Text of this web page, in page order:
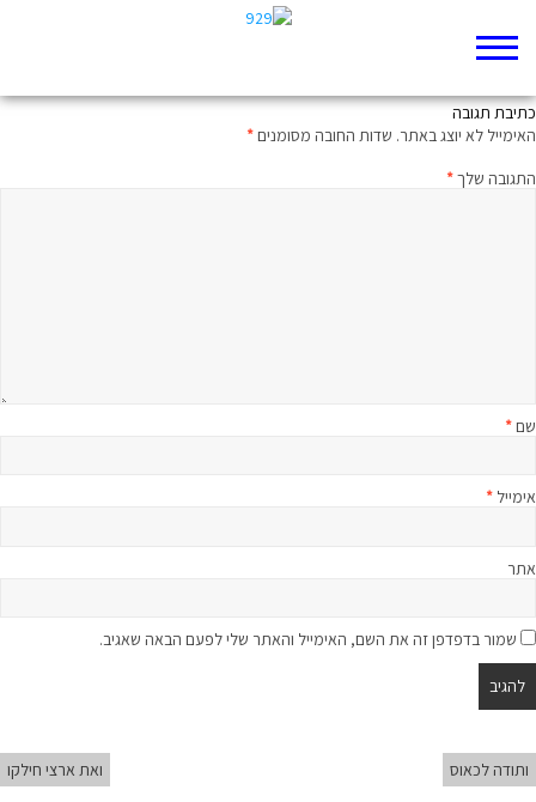
כתיבת תגובה
האימייל לא יוצג באתר. שדות החובה מסומנים*
התגובה שלך*
שם*
אימייל *
אתר
שמור בדפדפן זה את השם, האימייל והאתר שלי לפעם הבאה שאגיב.
ותודה לכאוס ואת ארצי חילקו